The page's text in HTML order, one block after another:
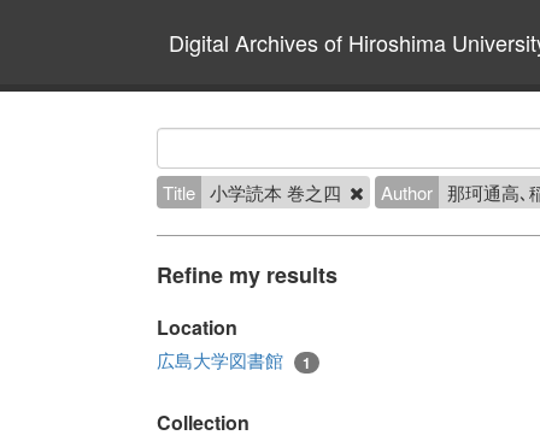
Digital Archives of Hiroshima
Title 小学読本 巻之四 Author 那珂通高､
Refine my results
Location
広島大学図書館 1
Collection